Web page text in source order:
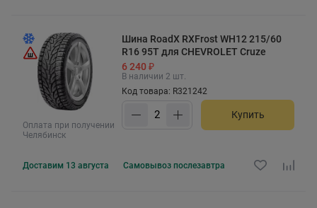
Оплата при получении
Челябинск
Шина RoadX RXFrost WH12 215/60
R16 95T для CHEVROLET Cruze
6 240 ₽
В наличии 2 шт.
Код товара: R321242
Купить
Доставим 13 августа Самовывоз послезавтра